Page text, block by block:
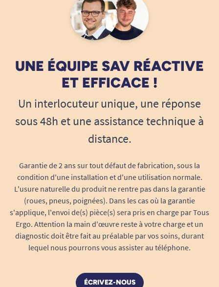
UNE ÉQUIPE SAV RÉACTIVE
ET EFFICACE !
Un interlocuteur unique, une réponse
sous 48h et une assistance technique à
distance.
Garantie de 2 ans sur tout défaut de fabrication, sous la
condition d'une installation et d'une utilisation normale.
L'usure naturelle du produit ne rentre pas dans la garantie
(roues, pneus, poignées). Dans les cas où la garantie
s'applique, l'envoi de(s) pièce(s) sera pris en charge par Tous
Ergo. Attention la main d'œuvre reste à votre charge et un
diagnostic doit être fait au préalable par vos soins, durant
lequel nous pourrons vous assister au téléphone.
ÉCRIVEZ-NOUS